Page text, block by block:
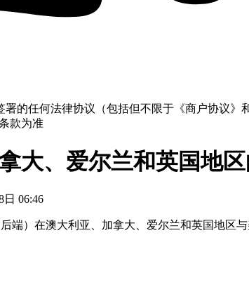
署的任何法律协议（包括但不限于《商户协议
款为准
大、爱尔兰和英国地区
日 06:46
端）在澳大利亚、加拿大、爱尔兰和英国地区与